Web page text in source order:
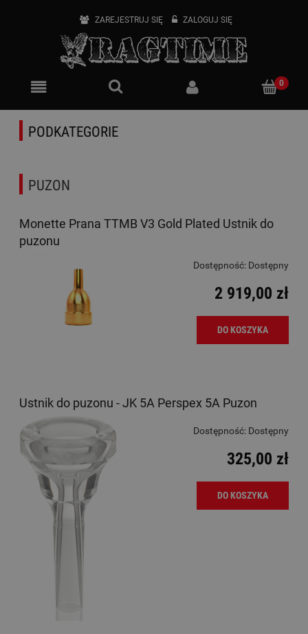
ZAREJESTRUJ SIĘ ZALOGUJ SIĘ
PODKATEGORIE
PUZON
Monette Prana TTMB V3 Gold Plated Ustnik do
puzonu
Dostępność: Dostępny
2 919,00 zł
DO KOSZYKA
Ustnik do puzonu - JK 5A Perspex 5A Puzon
Dostępność: Dostępny
325,00 zł
DO KOSZYKA